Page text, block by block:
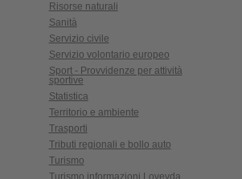
Risorse naturali
Sanità
Servizio civile
Servizio volontario europeo
Sport - Provvidenze per attività
sportive
Statistica
Territorio e ambiente
Trasporti
Tributi regionali e bollo auto
Turismo
Turismo informazioni Lovevda